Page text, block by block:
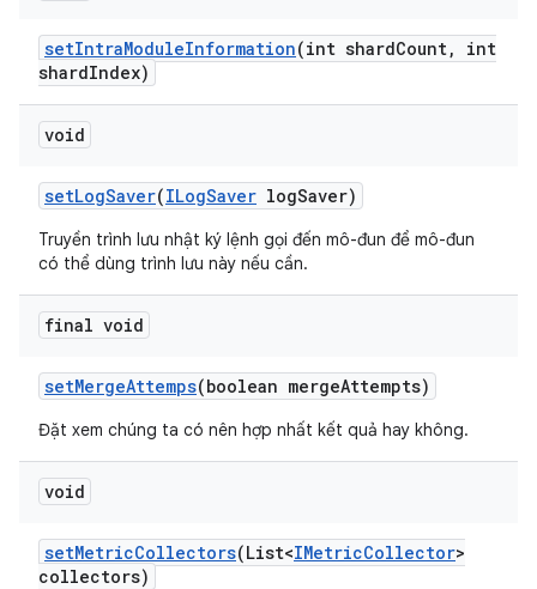
setIntraModuleInformation(int shardCount,
int
shardIndex)
void
setLogSaver(ILogSaver logSaver)
Truyền trình lưu nhật ký lệnh gọi đến mô-đun để mô-đun
có thể dùng trình lưu này nếu cần.
final void
setMergeAttemps(boolean mergeAttempts)
Đặt xem chúng ta có nên hợp nhất kết quả hay không.
void
setMetricCollectors(List<IMetricCollector>
collectors)